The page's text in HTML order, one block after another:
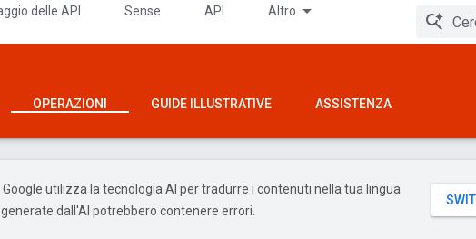
delle API Sense API Altro
OPERAZIONI GUIDE ILLUSTRATIVE ASSISTENZA
Google utilizza la tecnologia AI per tradurre i contenuti nella tua lingua
dall'AI potrebbero contenere errori.